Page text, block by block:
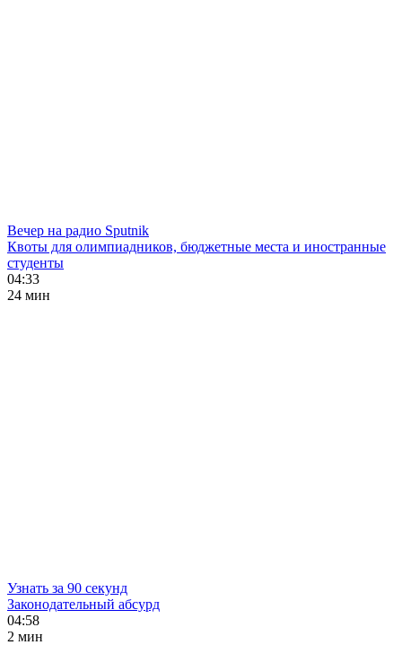
Вечер на радио Sputnik
Квоты для олимпиадников, бюджетные места и иностранные
студенты
04:33
24 мин
Узнать за 90 секунд
Законодательный абсурд
04:58
2 мин